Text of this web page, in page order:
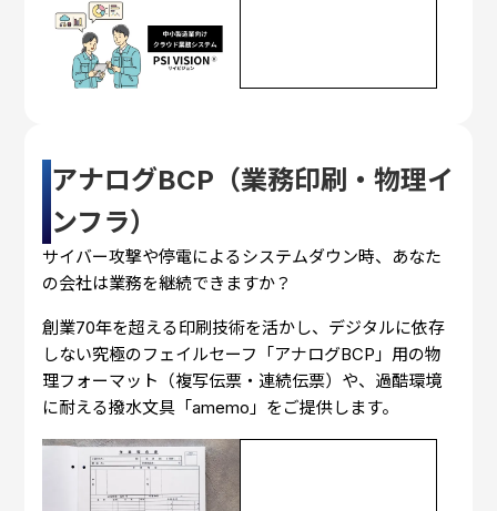
アナログBCP（業務印刷・物理イ
ンフラ）
サイバー攻撃や停電によるシステムダウン時、あなた
の会社は業務を継続できますか？
創業70年を超える印刷技術を活かし、デジタルに依存
しない究極のフェイルセーフ「アナログBCP」用の物
理フォーマット（複写伝票・連続伝票）や、過酷環境
に耐える撥水文具「amemo」をご提供します。